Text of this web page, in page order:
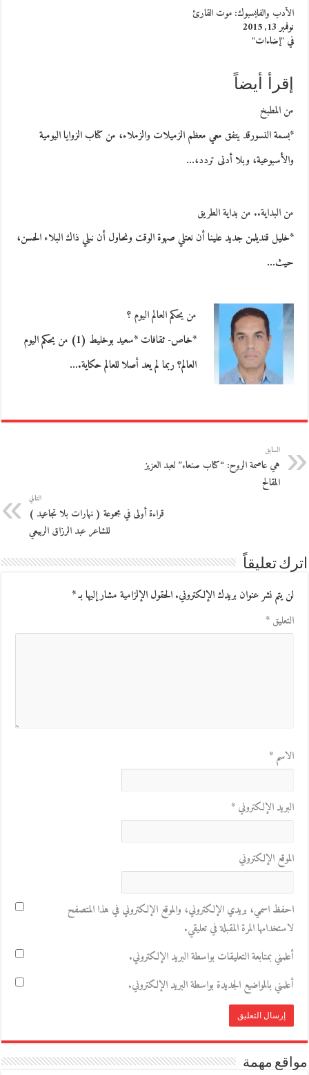
الأدب والفايسبوك: موت القارئ
نوفمبر 13, 2015
في "إضاءات"
إقرأ أيضاً
من المطبخ
*بسمة النسورقد يتفق معي معظم الزميلات والزملاء، من كتاب الزوايا اليومية
والأسبوعية، وبلا أدنى تردد،…
من البداية.. من بداية الطريق
*خليل قنديلمن جديد علينا أن نعتلي صهوة الوقت ونحاول أن نبلي ذاك البلاء الحسن،
حيث…
من يحكم العالم اليوم ؟
*خاص- ثقافات *سعيد بوخليط (1) من يحكم اليوم
العالم؟ ربما لم يعد أصلا للعالم حكاية.…
السابق
هي عاصمة الروح: “كتاب صنعاء” لعبد العزيز
المقالح
التالي
قراءة أولى في مجموعة ( نهارات بلا تجاعيد )
للشاعر عبد الرزاق الربيعي
اترك تعليقاً
لن يتم نشر عنوان بريدك الإلكتروني.الحقول الإلزامية مشار إليها بـ*
التعليق*
الاسم*
البريد الإلكتروني*
الموقع الإلكتروني
احفظ اسمي، بريدي الإلكتروني، والموقع الإلكتروني في هذا المتصفح
لاستخدامها المرة المقبلة في تعليقي.
أعلمني بمتابعة التعليقات بواسطة البريد الإلكتروني.
أعلمني بالمواضيع الجديدة بواسطة البريد الإلكتروني.
مواقع مهمة